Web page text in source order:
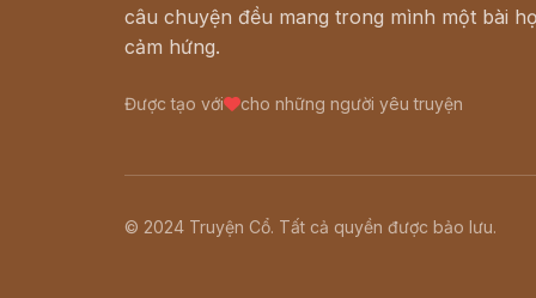
câu chuyện đều mang trong mình một bài
cảm hứng.
Được tạo với cho những người yêu truyện
© 2024 Truyện Cổ. Tất cả quyền được bảo lưu.